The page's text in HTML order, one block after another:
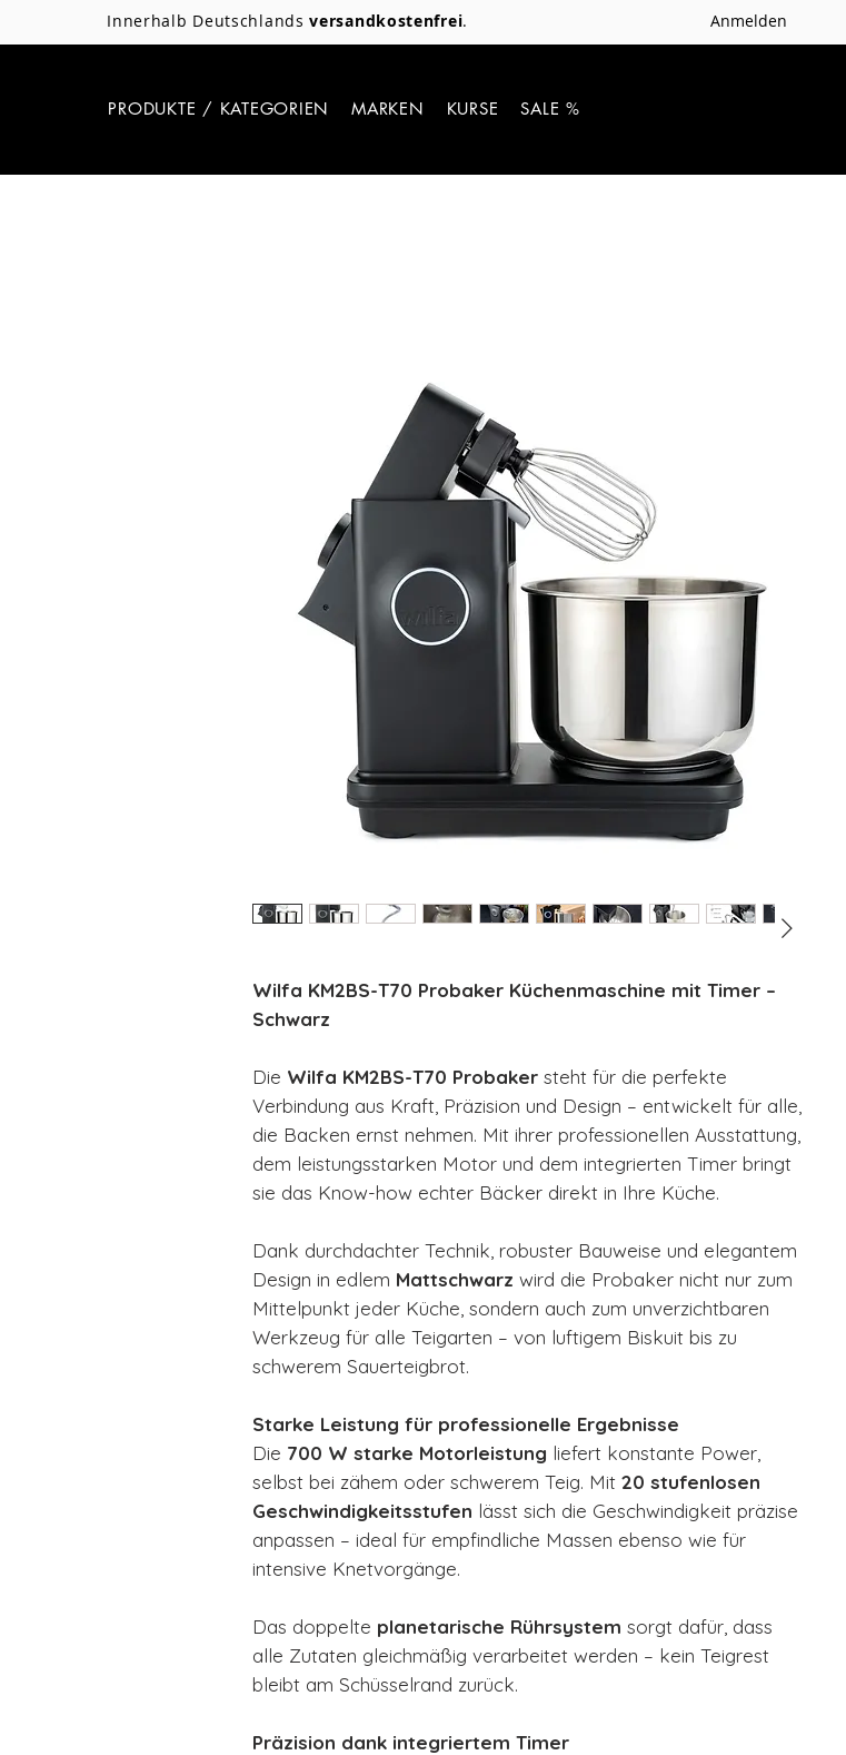
Innerhalb Deutschlandsversandkostenfrei. Anmelden
PRODUKTE / KATEGORIEN MARKEN KURSE SALE %
Wilfa KM2BS-T70 Probaker Küchenmaschine mit Timer –
Schwarz
Die Wilfa KM2BS-T70 Probaker steht für die perfekte
Verbindung aus Kraft, Präzision und Design – entwickelt für alle,
die Backen ernst nehmen. Mit ihrer professionellen Ausstattung,
dem leistungsstarken Motor und dem integrierten Timer bringt
sie das Know-how echter Bäcker direkt in Ihre Küche.
Dank durchdachter Technik, robuster Bauweise und elegantem
Design in edlem Mattschwarz wird die Probaker nicht nur zum
Mittelpunkt jeder Küche, sondern auch zum unverzichtbaren
Werkzeug für alle Teigarten – von luftigem Biskuit bis zu
schwerem Sauerteigbrot.
Starke Leistung für professionelle Ergebnisse
Die 700 W starke Motorleistung liefert konstante Power,
selbst bei zähem oder schwerem Teig. Mit 20 stufenlosen
Geschwindigkeitsstufen lässt sich die Geschwindigkeit präzise
anpassen – ideal für empfindliche Massen ebenso wie für
intensive Knetvorgänge.
Das doppelte planetarische Rührsystem sorgt dafür, dass
alle Zutaten gleichmäßig verarbeitet werden – kein Teigrest
bleibt am Schüsselrand zurück.
Präzision dank integriertem Timer